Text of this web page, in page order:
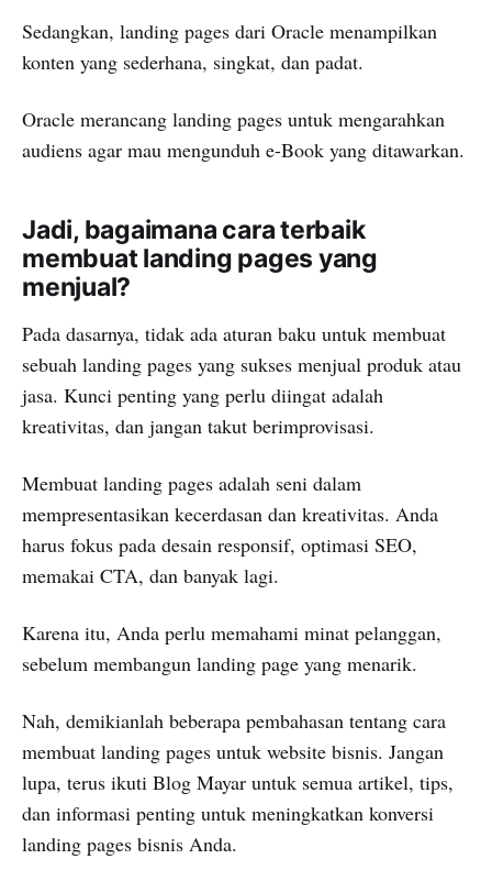
Sedangkan, landing pages dari Oracle menampilkan
konten yang sederhana, singkat, dan padat.
Oracle merancang landing pages untuk mengarahkan
audiens agar mau mengunduh e-Book yang ditawarkan.
Jadi, bagaimana cara terbaik
membuat landing pages yang
menjual?
Pada dasarnya, tidak ada aturan baku untuk membuat
sebuah landing pages yang sukses menjual produk atau
jasa. Kunci penting yang perlu diingat adalah
kreativitas, dan jangan takut berimprovisasi.
Membuat landing pages adalah seni dalam
mempresentasikan kecerdasan dan kreativitas. Anda
harus fokus pada desain responsif, optimasi SEO,
memakai CTA, dan banyak lagi.
Karena itu, Anda perlu memahami minat pelanggan,
sebelum membangun landing page yang menarik.
Nah, demikianlah beberapa pembahasan tentang cara
membuat landing pages untuk website bisnis. Jangan
lupa, terus ikuti Blog Mayar untuk semua artikel, tips,
dan informasi penting untuk meningkatkan konversi
landing pages bisnis Anda.